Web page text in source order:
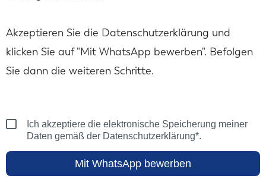
Akzeptieren Sie die Datenschutzerklärung und
klicken Sie auf "Mit WhatsApp bewerben". Befolgen
Sie dann die weiteren Schritte.
Ich akzeptiere die elektronische Speicherung meiner
Daten gemäß der Datenschutzerklärung*.
Mit WhatsApp bewerben